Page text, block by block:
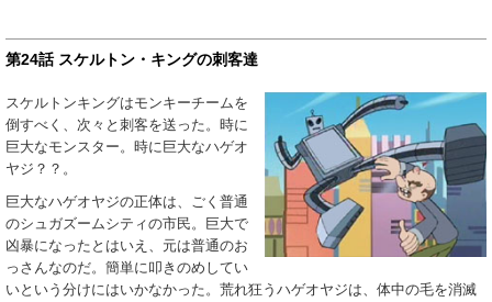
第24話 スケルトン・キングの刺客達
スケルトンキングはモンキーチームを
倒すべく、次々と刺客を送った。時に
巨大なモンスター。時に巨大なハゲオ
ヤジ？？。
巨大なハゲオヤジの正体は、ごく普通
のシュガズームシティの市民。巨大で
凶暴になったとはいえ、元は普通のお
っさんなのだ。簡単に叩きのめしてい
いという分けにはいかなかった。荒れ狂うハゲオヤジは、体中の毛を消滅